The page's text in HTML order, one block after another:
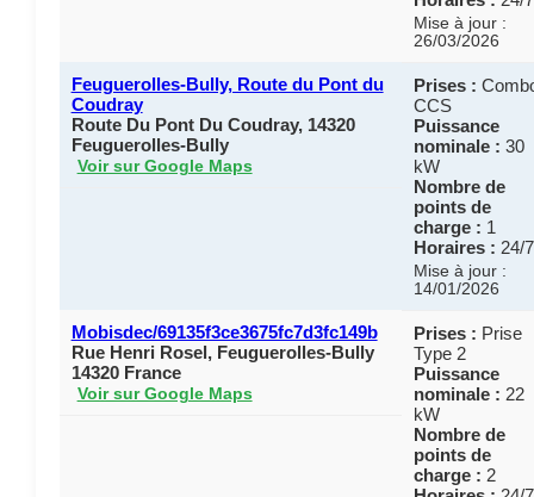
Mise à jour :
26/03/2026
Feuguerolles-Bully, Route du Pont du
Coudray
Route Du Pont Du Coudray, 14320
Feuguerolles-Bully
Voir sur Google Maps
Prises :
CCS
Puissance
nominale : 30
kW
Nombre de
points de
charge : 1
Horaires : 24/7
Mise à jour :
14/01/2026
Mobisdec/69135f3ce3675fc7d3fc149b
Rue Henri Rosel, Feuguerolles-Bully
14320 France
Voir sur Google Maps
Prises : Prise
Type 2
Puissance
nominale : 22
kW
Nombre de
points de
charge : 2